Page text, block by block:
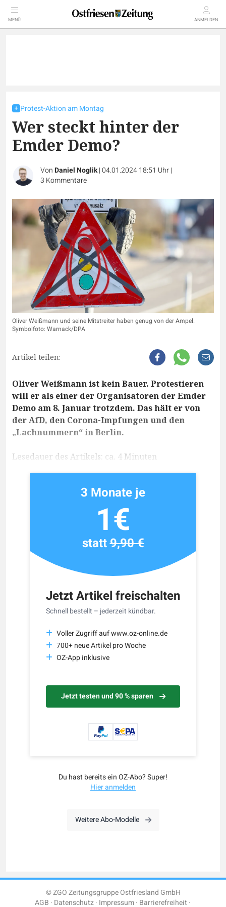
MENÜ ANMELDEN
Protest-Aktion am Montag
Wer steckt hinter der
Emder Demo?
VonDaniel Noglik|04.01.2024 18:51 Uhr|
3 Kommentare
Oliver Weißmann und seine Mitstreiter haben genug von der Ampel.
Symbolfoto: Warnack/DPA
Artikel teilen:
Oliver Weißmann ist kein Bauer. Protestieren
will er als einer der Organisatoren der Emder
Demo am 8. Januar trotzdem. Das hält er von
der AfD, den Corona-Impfungen und den
„Lachnummern“ in Berlin.
Lesedauer des Artikels: ca. 4 Minuten
Jetzt Artikel freischalten
Schnell bestellt – jederzeit kündbar.
Voller Zugriff auf www.oz-online.de
700+ neue Artikel pro Woche
OZ-App inklusive
Jetzt testen und 90 % sparen
3 Monate je
1€
statt9,90 €
Du hast bereits ein OZ-Abo? Super!
Hier anmelden
Weitere Abo-Modelle
© ZGO Zeitungsgruppe Ostfriesland GmbH
AGB Datenschutz Impressum Barrierefreiheit